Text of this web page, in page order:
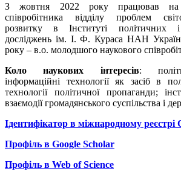
З жовтня 2022 року працював на
співробітника відділу проблем
розвитку в Інституті політичних і
досліджень ім. І. Ф. Кураса НАН
року – в.о. молодшого наукового
Коло наукових інтересів:
інформаційні технології як засіб в
технології політичної пропаганди;
взаємодії громадянського суспільства і
Ідентифікатор в міжнародному реєстрі
Профіль в Google Scholar
Профіль в Web of Science